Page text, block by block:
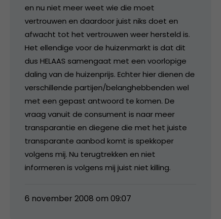
en nu niet meer weet wie die moet
vertrouwen en daardoor juist niks doet en
afwacht tot het vertrouwen weer hersteld is.
Het ellendige voor de huizenmarkt is dat dit
dus HELAAS samengaat met een voorlopige
daling van de huizenprijs. Echter hier dienen de
verschillende partijen/belanghebbenden wel
met een gepast antwoord te komen. De
vraag vanuit de consument is naar meer
transparantie en diegene die met het juiste
transparante aanbod komt is spekkoper
volgens mij. Nu terugtrekken en niet
informeren is volgens mij juist niet killing.
6 november 2008 om 09:07